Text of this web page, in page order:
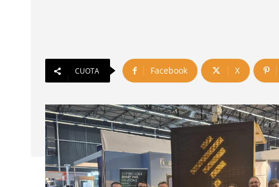
CUOTA Facebook X